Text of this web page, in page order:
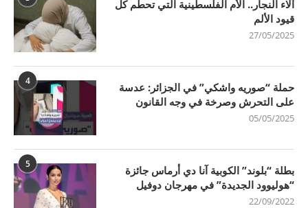
آلاء النجار.. الأم الفلسطينية التي تحطّم كل
قيود الألم
27/05/2025
4
حملة “صوريه واشكي” في الجزائر: عدسة
على التحرش وصرخة في وجه القانون
05/05/2025
5
بطلة “بلوند” الكوبية آنا دي أرماس جائزة
“هوليوود الجديدة” في مهرجان دوفيل
22/09/2022